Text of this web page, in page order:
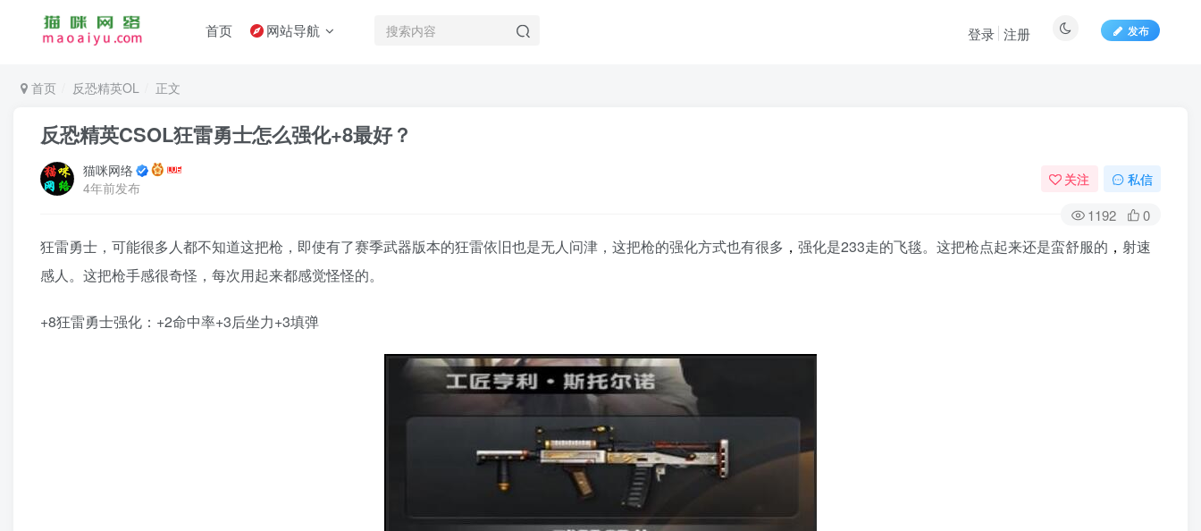
首页 网站导航 发布
登录 注册
首页 反恐精英OL 正文
反恐精英CSOL狂雷勇士怎么强化+8最好？
猫咪网络
4年前发布
关注 私信
1192 0
狂雷勇士，可能很多人都不知道这把枪，即使有了赛季武器版本的狂雷依旧也是无人问津，这把枪的强化方式也有很多 ， 强化是233走的飞毯。这把枪点起来还是蛮舒服的 ， 射速
感人。这把枪手感很奇怪，每次用起来都感觉怪怪的。
+8狂雷勇士强化：+2命中率+3后坐力+3填弹